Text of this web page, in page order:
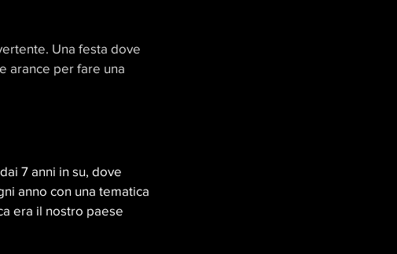
Una festa dove
arance per fare una
7 anni in su, dove
anno con una tematica
era il nostro paese